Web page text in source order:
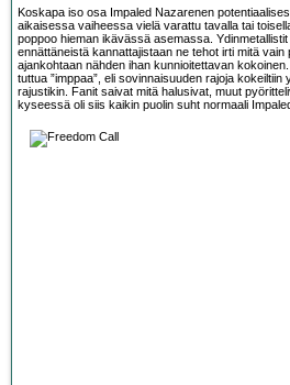
Koskapa iso osa Impaled Nazarenen
aikaisessa vaiheessa vielä varattu tavalla tai
poppoo hieman ikävässä asemassa.
ennättäneistä kannattajistaan ne tehot irti mitä
ajankohtaan nähden ihan kunnioitettavan
tuttua ”imppaa”, eli sovinnaisuuden rajoja
rajustikin. Fanit saivat mitä halusivat, muut
kyseessä oli siis kaikin puolin suht normaali